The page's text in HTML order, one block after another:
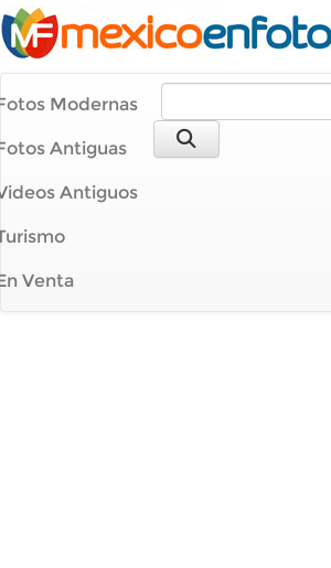
Modernas
Antiguas
Antiguos
Venta